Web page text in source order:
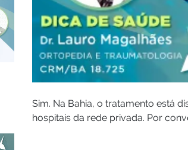
Sim. Na Bahia, o tratamento está
hospitais da rede privada. Por